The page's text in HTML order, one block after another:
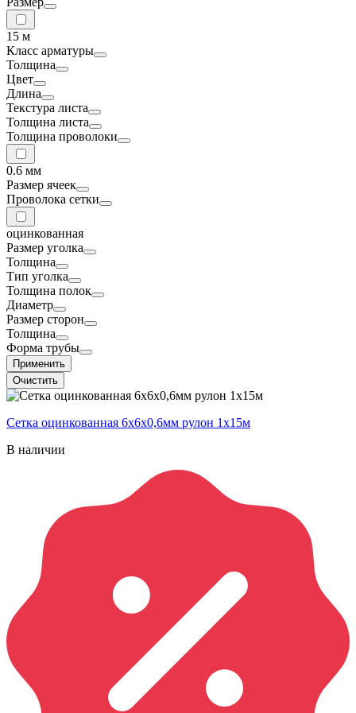
15 м
Класс арматуры
Толщина
Цвет
Длина
Текстура листа
Толщина листа
Толщина проволоки
0.6 мм
Размер ячеек
Проволока сетки
оцинкованная
Размер уголка
Толщина
Тип уголка
Толщина полок
Диаметр
Размер сторон
Толщина
Форма трубы
Применить
Очистить
Сетка оцинкованная 6х6х0,6мм рулон 1х15м
В наличии